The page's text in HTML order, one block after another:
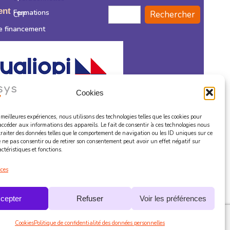
Cookies
expériences, nous utilisons des technologies telles que les cookies pour
aux informations des appareils. Le fait de consentir à ces technologies nous
des données telles que le comportement de navigation ou les ID uniques sur ce
ne pas consentir ou de retirer son consentement peut avoir un effet négatif sur
et fonctions.
Refuser Voir les préférences
CookiesPolitique de confidentialité des données personnelles
financement
Formations
CPF Rechercher
au titre de la catégorie d’actions suivante :
Actions de formation »
Intérieur Stagiaire
Sonia Candros – Ludivine Bardet et Sophia Estevao